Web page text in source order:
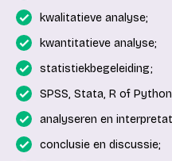
kwalitatieve analyse;
kwantitatieve analyse;
statistiekbegeleiding;
SPSS, Stata, R of
analyseren en
conclusie en discussie;